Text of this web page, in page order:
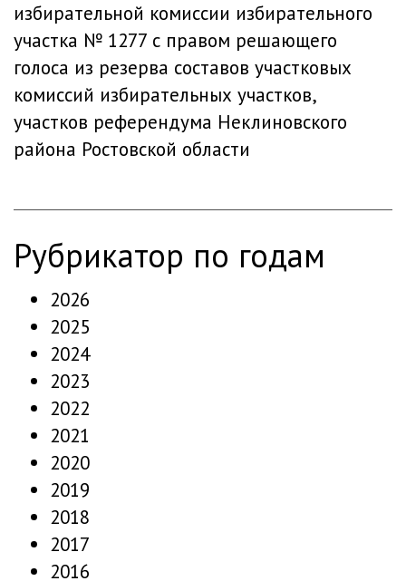
избирательной комиссии избирательного
участка № 1277 с правом решающего
голоса из резерва составов участковых
комиссий избирательных участков,
участков референдума Неклиновского
района Ростовской области
рубрикатор по годам
2026
2025
2024
2023
2022
2021
2020
2019
2018
2017
2016